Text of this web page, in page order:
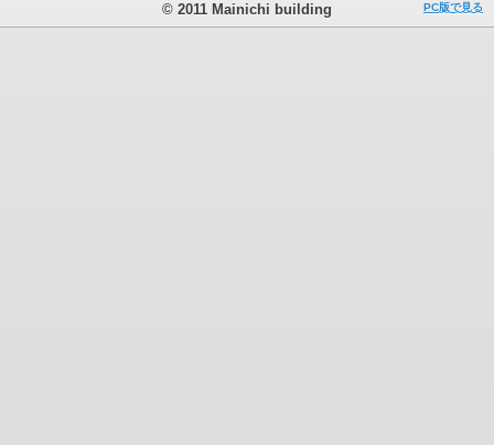
© 2011 Mainichi building PC版で見る